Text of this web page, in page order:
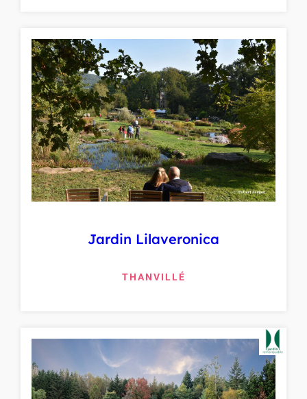
Jardin Lilaveronica
THANVILLÉ